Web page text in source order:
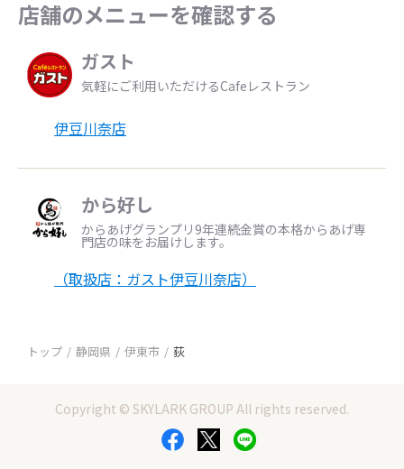
店舗のメニューを確認する
ガスト
気軽にご利用いただけるCafeレストラン
伊豆川奈店
から好し
からあげグランプリ9年連続金賞の本格からあげ専
門店の味をお届けします。
（取扱店：ガスト伊豆川奈店）
トップ 静岡県 伊東市 荻
Copyright © SKYLARK GROUP All rights reserved.